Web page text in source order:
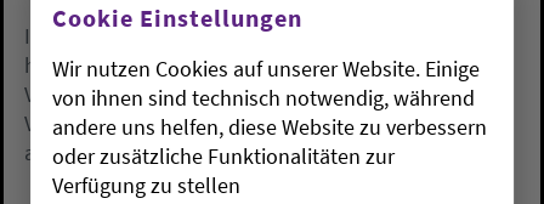
In die Arbeit selbst habe sie dann schnell
hineingefunden. So engagierte sie sich auch früh im
Vorstand und war von 2000 bis 2006 sogar
Vorsitzende des GKR. Dazu kam auch ihr Engagement
auf der Kreisebene.
Cookie Einstellungen
Wir nutzen Cookies auf unserer Website. Einige
von ihnen sind technisch notwendig, während
andere uns helfen, diese Website zu verbessern
oder zusätzliche Funktionalitäten zur
Verfügung zu stellen